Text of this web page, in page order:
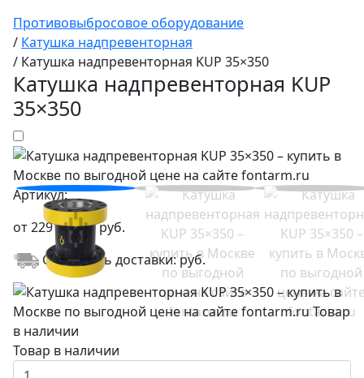
Противовыбросовое оборудование
/ Катушка надпревенторная
/ Катушка надпревенторная KUP 35×350
Катушка надпревенторная KUP
35×350
Артикул:
от229 680,00руб.
Стоимость доставки:руб.
Товар в наличии